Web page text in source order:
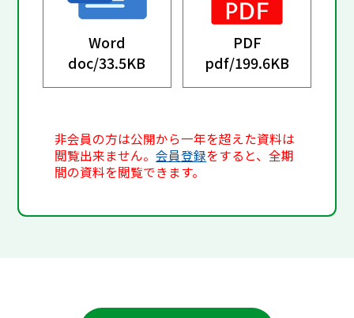
Word
doc/33.5KB
PDF
pdf/199.6KB
非会員の方は公開から一年を超えた資料は
閲覧出来ません。会員登録をすると、全期
間の資料を閲覧できます。